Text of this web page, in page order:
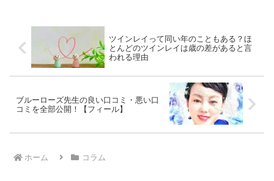
ツインレイって同い年のこともある？ほ
とんどのツインレイは歳の差があると言
われる理由
ブルーローズ先生の良い口コミ・悪い口
コミを全部公開！【フィール】
ホーム コラム